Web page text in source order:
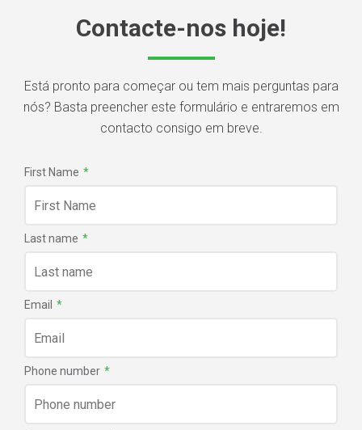
Contacte-nos hoje!
Está pronto para começar ou tem mais perguntas para
nós? Basta preencher este formulário e entraremos em
contacto consigo em breve.
First Name *
Last name *
Email *
Phone number *